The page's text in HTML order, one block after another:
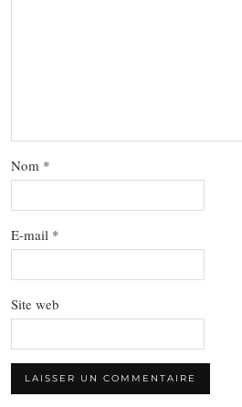
Nom *
E-mail *
Site web